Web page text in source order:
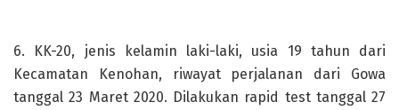
6. KK-20, jenis kelamin laki-laki, usia 19 tahun dari
Kecamatan Kenohan, riwayat perjalanan dari Gowa
tanggal 23 Maret 2020. Dilakukan rapid test tanggal 27